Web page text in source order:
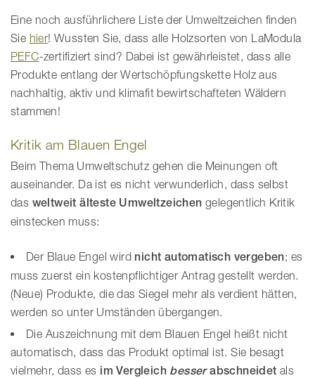
Eine noch ausführlichere Liste der Umweltzeichen finden
Sie hier! Wussten Sie, dass alle Holzsorten von LaModula
PEFC-zertifiziert sind? Dabei ist gewährleistet, dass alle
Produkte entlang der Wertschöpfungskette Holz aus
nachhaltig, aktiv und klimafit bewirtschafteten Wäldern
stammen!
Kritik am Blauen Engel
Beim Thema Umweltschutz gehen die Meinungen oft
auseinander. Da ist es nicht verwunderlich, dass selbst
das weltweit älteste Umweltzeichen gelegentlich Kritik
einstecken muss:
Der Blaue Engel wird nicht automatisch vergeben; es
muss zuerst ein kostenpflichtiger Antrag gestellt werden.
(Neue) Produkte, die das Siegel mehr als verdient hätten,
werden so unter Umständen übergangen.
Die Auszeichnung mit dem Blauen Engel heißt nicht
automatisch, dass das Produkt optimal ist. Sie besagt
vielmehr, dass es im Vergleich besserabschneidet als